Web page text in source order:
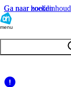
Ga naar hoofdinhoud
Ga naar zoeken
menu